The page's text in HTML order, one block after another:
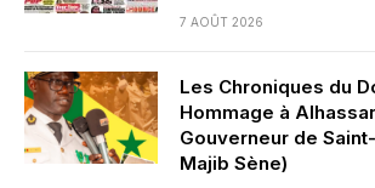
7 AOÛT 2026
Les Chroniques du
Hommage à
Gouverneur de
Majib Sène)